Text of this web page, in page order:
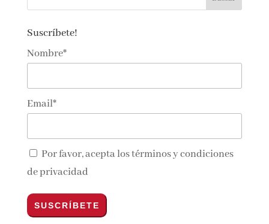
Suscríbete!
Nombre*
Email*
Por favor, acepta lostérminos y condiciones
de privacidad